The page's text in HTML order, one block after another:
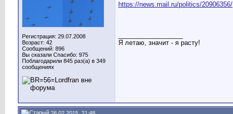
Регистрация: 29.07.2008
Возраст: 42
Сообщений: 896
Вы сказали Спасибо: 975
Поблагодарили 845 раз(а) в 349
сообщениях
https://news.mail.ru/politics/20906356/
Я летаю, значит - я расту!